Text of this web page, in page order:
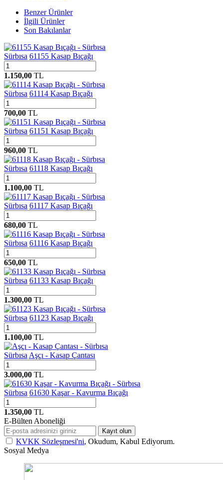
Benzer Ürünler
İlgili Ürünler
Son Bakılanlar
Sürbısa 61155 Kasap Bıçağı
1.150,00 TL
Sürbısa 61114 Kasap Bıçağı
700,00 TL
Sürbısa 61151 Kasap Bıçağı
960,00 TL
Sürbısa 61118 Kasap Bıçağı
1.100,00 TL
Sürbısa 61117 Kasap Bıçağı
680,00 TL
Sürbısa 61116 Kasap Bıçağı
650,00 TL
Sürbısa 61133 Kasap Bıçağı
1.300,00 TL
Sürbısa 61123 Kasap Bıçağı
1.100,00 TL
Sürbısa Aşçı - Kasap Çantası
3.000,00 TL
Sürbısa 61630 Kaşar - Kavurma Bıçağı
1.350,00 TL
E-Bülten Aboneliği
Kayıt olun
KVKK Sözleşmesi'ni, Okudum, Kabul Ediyorum.
Sosyal Medya